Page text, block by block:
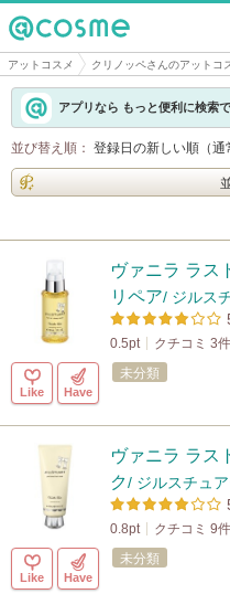
@cosme
アットコスメ クリノッペさんのアットコ
アプリなら もっと便利に検索
並び替え順： 登録日の新しい順（通
ヴァニラ ラ
リペア/ ジルス
0.5pt クチコミ 3件
Like Have
未分類
ヴァニラ ラ
ク/ ジルスチュア
0.8pt クチコミ 9件
Like Have
未分類